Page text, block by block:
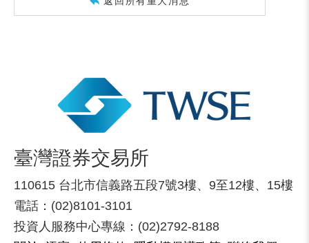
臺灣證券交易所
110615 台北市信義路五段7號3樓、9至12樓、15樓
電話：(02)8101-3101
投資人服務中心專線：(02)2792-8188